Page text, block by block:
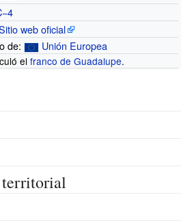
web oficial
de:
Unión Europea
elfranco de Guadalupe.